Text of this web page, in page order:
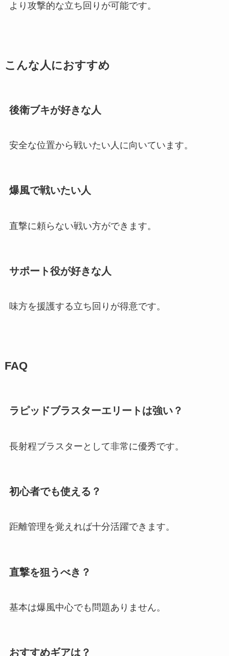
より攻撃的な立ち回りが可能です。
こんな人におすすめ
後衛ブキが好きな人
安全な位置から戦いたい人に向いています。
爆風で戦いたい人
直撃に頼らない戦い方ができます。
サポート役が好きな人
味方を援護する立ち回りが得意です。
FAQ
ラピッドブラスターエリートは強い？
長射程ブラスターとして非常に優秀です。
初心者でも使える？
距離管理を覚えれば十分活躍できます。
直撃を狙うべき？
基本は爆風中心でも問題ありません。
おすすめギアは？